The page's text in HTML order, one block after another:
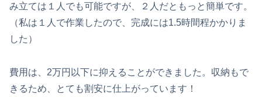
み立ては１人でも可能ですが、２人だともっと簡単です。
（私は１人で作業したので、完成には1.5時間程かかりま
した）
費用は、2万円以下に抑えることができました。収納もで
きるため、とても割安に仕上がっています！